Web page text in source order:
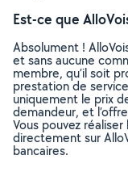
Est-ce que
Absolument !
et sans aucune
membre, qu’il soit
prestation de
uniquement le prix
demandeur, et
Vous pouvez
directement sur
bancaires.